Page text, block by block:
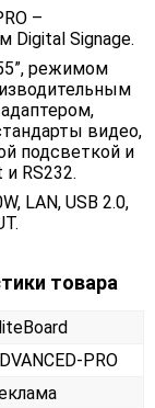
–
Digital Signage.
режимом
видео,
подсветкой и
RS232.
LAN, USB 2.0,
товара
PRO